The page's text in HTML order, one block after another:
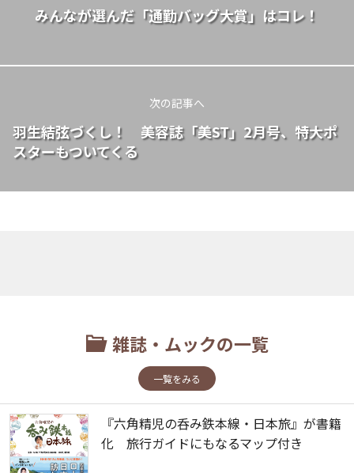
みんなが選んだ「通勤バッグ大賞」はコレ！
次の記事へ
⽻⽣結弦づくし！ 美容誌「美ST」2月号、特大ポ
スターもついてくる
雑誌・ムックの一覧
一覧をみる
『六角精児の呑み鉄本線・日本旅』が書籍
化 旅行ガイドにもなるマップ付き